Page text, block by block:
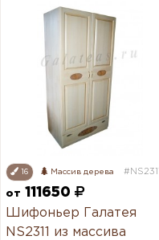
16 Массив дерева #NS2311
от
111650
Шифоньер Галатея
NS2311 из массива